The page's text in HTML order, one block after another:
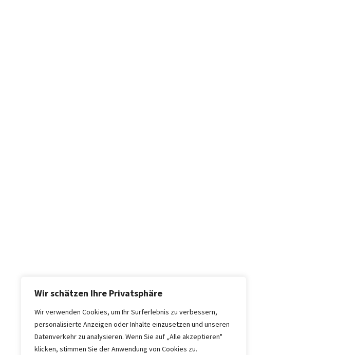
Wir schätzen Ihre Privatsphäre
Wir verwenden Cookies, um Ihr Surferlebnis zu verbessern,
personalisierte Anzeigen oder Inhalte einzusetzen und unseren
Datenverkehr zu analysieren. Wenn Sie auf „Alle akzeptieren"
klicken, stimmen Sie der Anwendung von Cookies zu.